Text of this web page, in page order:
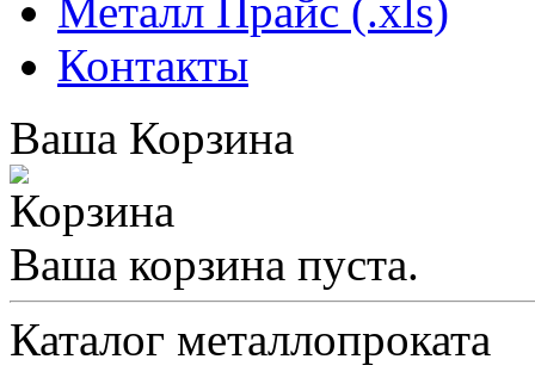
Металл Прайс (.xls)
Контакты
Ваша Корзина
Ваша корзина пуста.
Каталог металлопроката